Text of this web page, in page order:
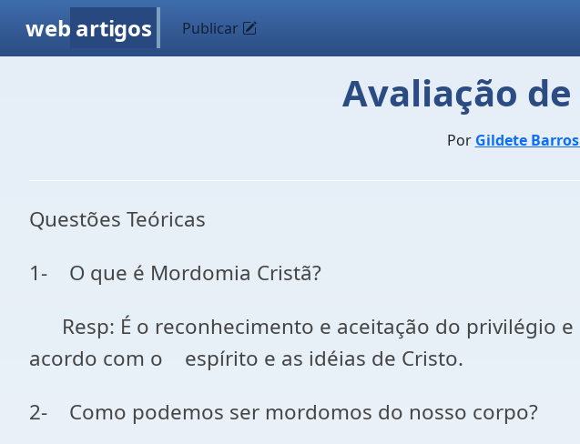
web artigos Publicar
Avaliação
Por Gildete
Questões Teóricas
1- O que é Mordomia Cristã?
Resp: É o reconhecimento e aceitação do
acordo com o espírito e as idéias de Cristo.
2- Como podemos ser mordomos do nosso corpo?